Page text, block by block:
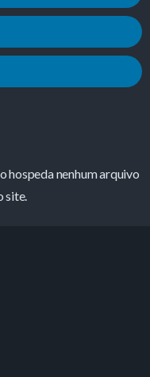
hospeda nenhum arquivo
site.